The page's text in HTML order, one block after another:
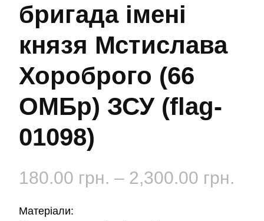
бригада імені
князя Мстислава
Хороброго (66
ОМБр) ЗСУ (flag-
01098)
180.00 грн. – 2,300.00 грн.
Матеріали: